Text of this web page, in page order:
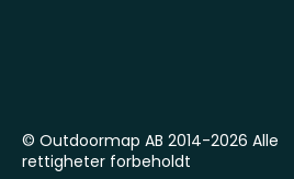
© Outdoormap AB 2014-2026 Alle
rettigheter forbeholdt